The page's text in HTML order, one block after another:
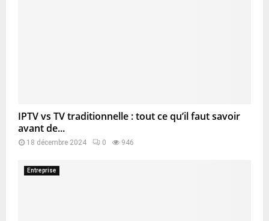
IPTV vs TV traditionnelle : tout ce qu’il faut savoir
avant de...
18 décembre 2024 0 946
Entreprise